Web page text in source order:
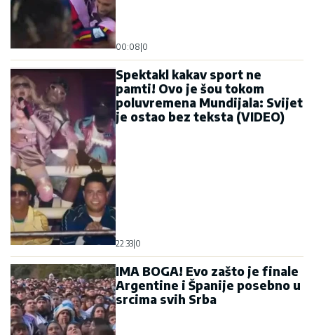
00:08|0
Spektakl kakav sport ne
pamti! Ovo je šou tokom
poluvremena Mundijala: Svijet
je ostao bez teksta (VIDEO)
22:33|0
IMA BOGA! Evo zašto je finale
Argentine i Španije posebno u
srcima svih Srba